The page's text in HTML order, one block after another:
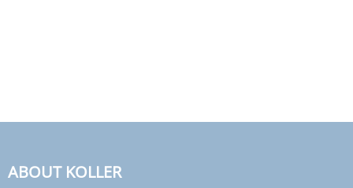
ABOUT KOLLER